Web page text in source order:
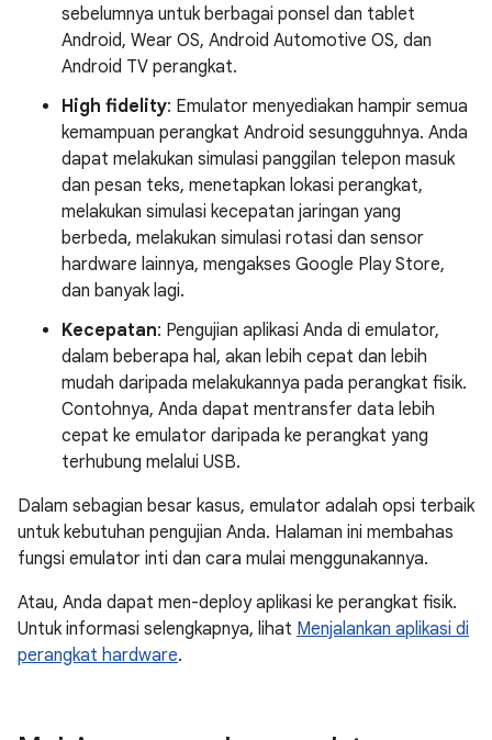
sebelumnya untuk berbagai ponsel dan tablet
Android, Wear OS, Android Automotive OS, dan
Android TV perangkat.
High fidelity: Emulator menyediakan hampir semua
kemampuan perangkat Android sesungguhnya. Anda
dapat melakukan simulasi panggilan telepon masuk
dan pesan teks, menetapkan lokasi perangkat,
melakukan simulasi kecepatan jaringan yang
berbeda, melakukan simulasi rotasi dan sensor
hardware lainnya, mengakses Google Play Store,
dan banyak lagi.
Kecepatan: Pengujian aplikasi Anda di emulator,
dalam beberapa hal, akan lebih cepat dan lebih
mudah daripada melakukannya pada perangkat fisik.
Contohnya, Anda dapat mentransfer data lebih
cepat ke emulator daripada ke perangkat yang
terhubung melalui USB.
Dalam sebagian besar kasus, emulator adalah opsi terbaik
untuk kebutuhan pengujian Anda. Halaman ini membahas
fungsi emulator inti dan cara mulai menggunakannya.
Atau, Anda dapat men-deploy aplikasi ke perangkat fisik.
Untuk informasi selengkapnya, lihat Menjalankan aplikasi di
perangkat hardware.